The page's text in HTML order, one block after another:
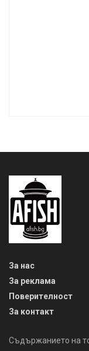
За нас
За реклама
Поверителност
За контакт
Съдържанието на